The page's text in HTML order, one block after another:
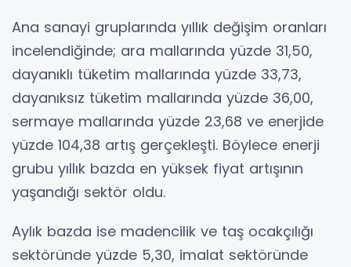
Ana sanayi gruplarında yıllık değişim oranları
incelendiğinde; ara mallarında yüzde 31,50,
dayanıklı tüketim mallarında yüzde 33,73,
dayanıksız tüketim mallarında yüzde 36,00,
sermaye mallarında yüzde 23,68 ve enerjide
yüzde 104,38 artış gerçekleşti. Böylece enerji
grubu yıllık bazda en yüksek fiyat artışının
yaşandığı sektör oldu.
Aylık bazda ise madencilik ve taş ocakçılığı
sektöründe yüzde 5,30, imalat sektöründe